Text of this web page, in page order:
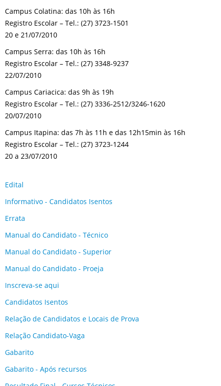
Campus Colatina: das 10h às 16h
Registro Escolar – Tel.: (27) 3723-1501
20 e 21/07/2010
Campus Serra: das 10h às 16h
Registro Escolar – Tel.: (27) 3348-9237
22/07/2010
Campus Cariacica: das 9h às 19h
Registro Escolar – Tel.: (27) 3336-2512/3246-1620
20/07/2010
Campus Itapina: das 7h às 11h e das 12h15min às 16h
Registro Escolar – Tel.: (27) 3723-1244
20 a 23/07/2010
Edital
Informativo - Candidatos Isentos
Errata
Manual do Candidato - Técnico
Manual do Candidato - Superior
Manual do Candidato - Proeja
Inscreva-se aqui
Candidatos Isentos
Relação de Candidatos e Locais de Prova
Relação Candidato-Vaga
Gabarito
Gabarito - Após recursos